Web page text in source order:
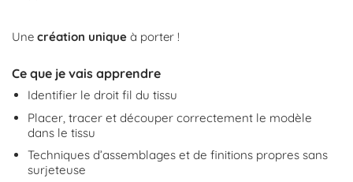
Une création unique à porter !
Ce que je vais apprendre
Identifier le droit fil du tissu
Placer, tracer et découper correctement le modèle
dans le tissu
Techniques d’assemblages et de finitions propres sans
surjeteuse